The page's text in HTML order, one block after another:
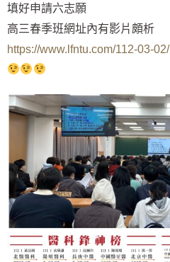
填好申請六志願
高三春季班網址內有影片頗析
https://www.lfntu.com/112-03-02/